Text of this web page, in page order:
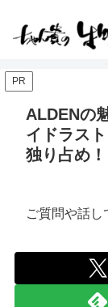
PR
ALDENの
イドラス
独り占め！
ご質問や話